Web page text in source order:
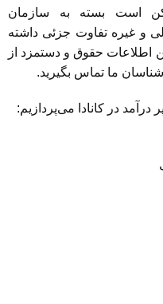
است بسته به سازمان
و غیره تفاوت جزئی داشته
اطلاعات حقوق و دستمزد از
در کانادا می‌پردازیم: